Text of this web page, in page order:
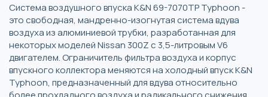
Система воздушного впуска K&N 69-7070TP Typhoon -
это свободная, мандренно-изогнутая система вдува
воздуха из алюминиевой трубки, разработанная для
некоторых моделей Nissan 300Z с 3,5-литровым V6
двигателем. Ограничитель фильтра воздуха и корпус
впускного коллектора меняются на холодный впуск K&N
Typhoon, предназначенный для вдува относительно